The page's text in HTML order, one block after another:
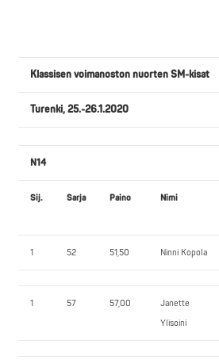
Klassisen voimanoston nuorten SM-kisat
Turenki, 25.-26.1.2020
N14
Sij. Sarja Paino Nimi
1 52 51,50 Ninni Kopola
1 57 57,00
Janette
Ylisoini